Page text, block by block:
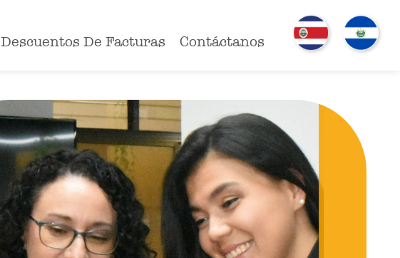
Descuentos De Facturas Contáctanos